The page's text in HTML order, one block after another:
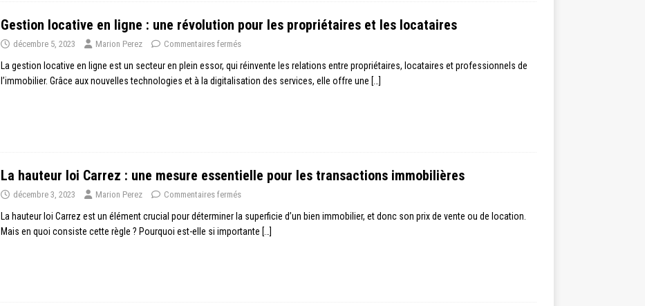
Gestion locative en ligne : une révolution pour les propriétaires et les locataires
décembre 5, 2023 Marion Perez Commentaires fermés
La gestion locative en ligne est un secteur en plein essor, qui réinvente les relations entre propriétaires, locataires et professionnels de
l’immobilier. Grâce aux nouvelles technologies et à la digitalisation des services, elle offre une […]
La hauteur loi Carrez : une mesure essentielle pour les transactions immobilières
décembre 3, 2023 Marion Perez Commentaires fermés
La hauteur loi Carrez est un élément crucial pour déterminer la superficie d’un bien immobilier, et donc son prix de vente ou de location.
Mais en quoi consiste cette règle ? Pourquoi est-elle si importante […]